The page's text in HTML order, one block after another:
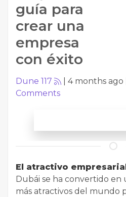
guía para
crear una
empresa
con éxito
Dune 117 4 months ago
Comments
El atractivo
Dubái se ha convertido en
más atractivos del mundo